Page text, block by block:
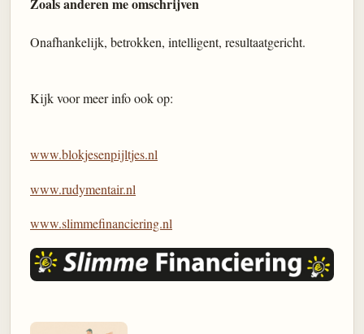
Onafhankelijk, betrokken, intelligent, resultaatgericht.
Kijk voor meer info ook op:
www.blokjesenpijltjes.nl
www.rudymentair.nl
www.slimmefinanciering.nl